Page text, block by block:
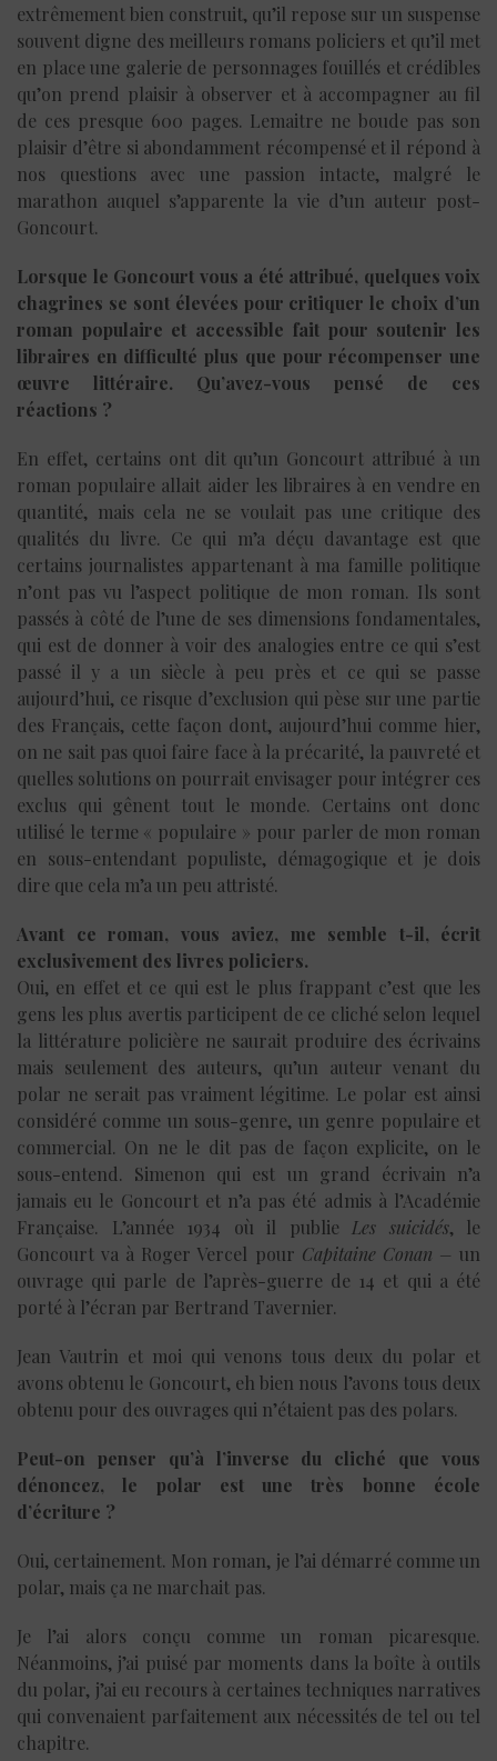
extrêmement bien construit, qu’il repose sur un suspense
souvent digne des meilleurs romans policiers et qu’il met
en place une galerie de personnages fouillés et crédibles
qu’on prend plaisir à observer et à accompagner au fil
de ces presque 600 pages. Lemaitre ne boude pas son
plaisir d’être si abondamment récompensé et il répond à
nos questions avec une passion intacte, malgré le
marathon auquel s’apparente la vie d’un auteur post-
Goncourt.
Lorsque le Goncourt vous a été attribué, quelques voix
chagrines se sont élevées pour critiquer le choix d’un
roman populaire et accessible fait pour soutenir les
libraires en difficulté plus que pour récompenser une
œuvre littéraire. Qu’avez-vous pensé de ces
réactions ?
En effet, certains ont dit qu’un Goncourt attribué à un
roman populaire allait aider les libraires à en vendre en
quantité, mais cela ne se voulait pas une critique des
qualités du livre. Ce qui m’a déçu davantage est que
certains journalistes appartenant à ma famille politique
n’ont pas vu l’aspect politique de mon roman. Ils sont
passés à côté de l’une de ses dimensions fondamentales,
qui est de donner à voir des analogies entre ce qui s’est
passé il y a un siècle à peu près et ce qui se passe
aujourd’hui, ce risque d’exclusion qui pèse sur une partie
des Français, cette façon dont, aujourd’hui comme hier,
on ne sait pas quoi faire face à la précarité, la pauvreté et
quelles solutions on pourrait envisager pour intégrer ces
exclus qui gênent tout le monde. Certains ont donc
utilisé le terme « populaire » pour parler de mon roman
en sous-entendant populiste, démagogique et je dois
dire que cela m’a un peu attristé.
Avant ce roman, vous aviez, me semble t-il, écrit
exclusivement des livres policiers.
Oui, en effet et ce qui est le plus frappant c’est que les
gens les plus avertis participent de ce cliché selon lequel
la littérature policière ne saurait produire des écrivains
mais seulement des auteurs, qu’un auteur venant du
polar ne serait pas vraiment légitime. Le polar est ainsi
considéré comme un sous-genre, un genre populaire et
commercial. On ne le dit pas de façon explicite, on le
sous-entend. Simenon qui est un grand écrivain n’a
jamais eu le Goncourt et n’a pas été admis à l’Académie
Française. L’année 1934 où il publie Les suicidés, le
Goncourt va à Roger Vercel pour Capitaine Conan –un
ouvrage qui parle de l’après-guerre de 14 et qui a été
porté à l’écran par Bertrand Tavernier.
Jean Vautrin et moi qui venons tous deux du polar et
avons obtenu le Goncourt, eh bien nous l’avons tous deux
obtenu pour des ouvrages qui n’étaient pas des polars.
Peut-on penser qu’à l’inverse du cliché que vous
dénoncez, le polar est une très bonne école
d’écriture ?
Oui, certainement. Mon roman, je l’ai démarré comme un
polar, mais ça ne marchait pas.
Je l’ai alors conçu comme un roman picaresque.
Néanmoins, j’ai puisé par moments dans la boîte à outils
du polar, j’ai eu recours à certaines techniques narratives
qui convenaient parfaitement aux nécessités de tel ou tel
chapitre.